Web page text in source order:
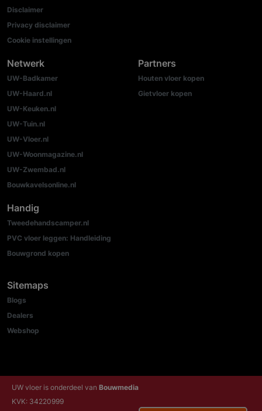
Disclaimer
Privacy disclaimer
Cookie instellingen
Netwerk
UW-Badkamer
UW-Haard.nl
UW-Keuken.nl
UW-Tuin.nl
UW-Vloer.nl
UW-Woonmagazine.nl
UW-Zwembad.nl
Bouwkavelsonline.nl
Partners
Houten vloer kopen
Gietvloer kopen
Handig
Tweedehandscamper.nl
PVC vloer leggen: Handleiding
Bouwgrond kopen
Sitemaps
Blogs
Dealers
Webshop
UW vloer is onderdeel van Bouwmedia
KVK: 34220999